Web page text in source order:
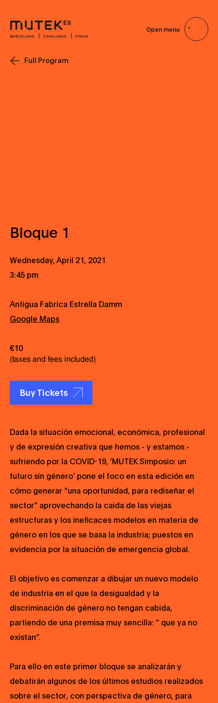
BARCELONA CATALONIA SPAIN
Open menu
Full Program
Bloque 1
Wednesday, April 21, 2021
3:45 pm
Antigua Fabrica Estrella Damm
Google Maps
€10
(taxes and fees included)
Buy Tickets
Dada la situación emocional, económica, profesional
y de expresión creativa que hemos - y estamos -
sufriendo por la COVID-19, ‘MUTEK Simposio: un
futuro sin género’ pone el foco en esta edición en
cómo generar “una oportunidad, para rediseñar el
sector” aprovechando la caida de las viejas
estructuras y los ineficaces modelos en materia de
género en los que se basa la industria; puestos en
evidencia por la situación de emergencia global.
El objetivo es comenzar a dibujar un nuevo modelo
de industria en el que la desigualdad y la
discriminación de género no tengan cabida,
partiendo de una premisa muy sencilla: “ que ya no
existan”.
Para ello en este primer bloque se analizarán y
debatirán algunos de los últimos estudios realizados
sobre el sector, con perspectiva de género, para